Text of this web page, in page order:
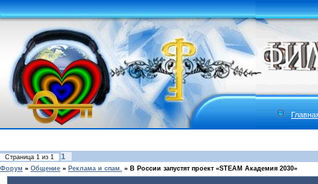
Страница 1 из 1 1
Форум » Общение » Реклама и спам. » В России запустят проект «STEAM Академия 2030»